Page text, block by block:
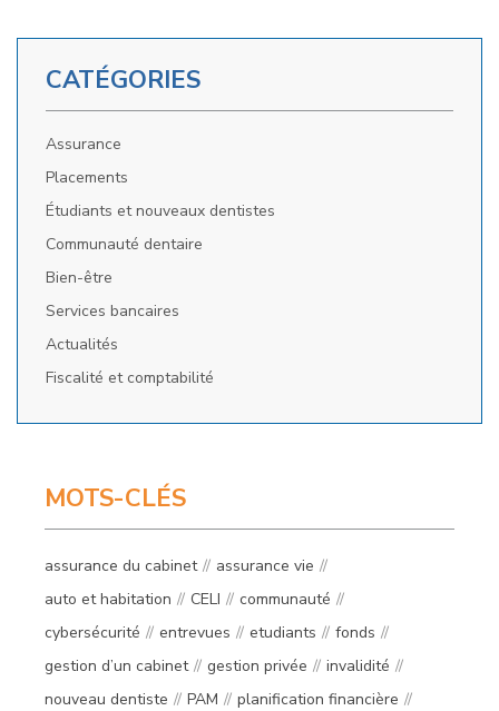
CATÉGORIES
Assurance
Placements
Étudiants et nouveaux dentistes
Communauté dentaire
Bien-être
Services bancaires
Actualités
Fiscalité et comptabilité
MOTS-CLÉS
assurance du cabinet
assurance vie
auto et habitation
CELI
communauté
cybersécurité
entrevues etudiants
fonds
gestion d’un cabinet
gestion privée
invalidité
nouveau dentiste
PAM
planification financière